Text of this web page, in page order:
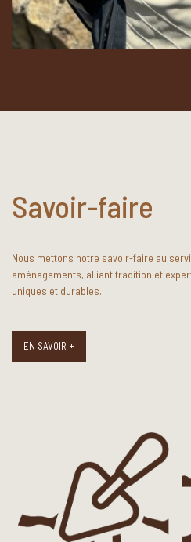
Savoir-faire
Nous mettons notre savoir-faire au
aménagements, alliant tradition et
uniques et durables.
EN SAVOIR +